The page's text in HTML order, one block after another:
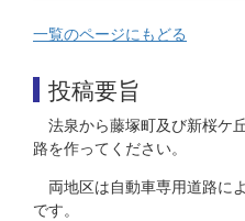
一覧のページにもどる
投稿要旨
法泉から藤塚町及び新桜ケ
路を作ってください。
両地区は自動車専用道路に
です。